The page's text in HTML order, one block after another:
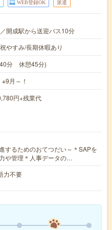
WEB登録OK 派遣
開成駅から送迎バス10分
やすみ/長期休暇あり
分 休憩45分)
月～！
円+残業代
するためのおてつだい～＊SAPを
や管理＊人事データの…
力不要